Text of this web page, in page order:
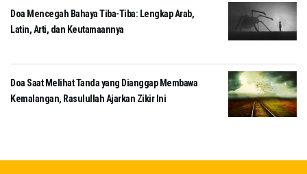
Doa Mencegah Bahaya Tiba-Tiba: Lengkap Arab,
Latin, Arti, dan Keutamaannya
Doa Saat Melihat Tanda yang Dianggap Membawa
Kemalangan, Rasulullah Ajarkan Zikir Ini